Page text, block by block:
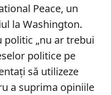
Peace, un
la Washington.
politic „nu ar trebui
politice pe
să utilizeze
a suprima opiniile